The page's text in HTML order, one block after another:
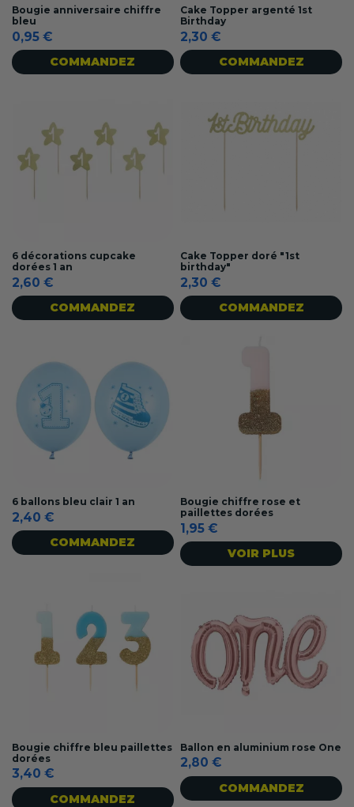
Bougie anniversaire chiffre
bleu
0,95 €
COMMANDEZ
Cake Topper argenté 1st
Birthday
2,30 €
COMMANDEZ
6 décorations cupcake
dorées 1 an
2,60 €
COMMANDEZ
Cake Topper doré "1st
birthday"
2,30 €
COMMANDEZ
6 ballons bleu clair 1 an
2,40 €
COMMANDEZ
Bougie chiffre rose et
paillettes dorées
1,95 €
VOIR PLUS
Bougie chiffre bleu paillettes
dorées
3,40 €
COMMANDEZ
Ballon en aluminium rose One
2,80 €
COMMANDEZ